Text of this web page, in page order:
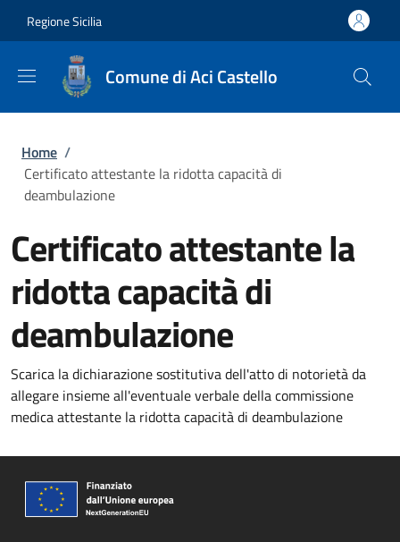
Regione Sicilia
Comune di Aci Castello
Briciole di pane
Home /
Certificato attestante la ridotta capacità di
deambulazione
Certificato attestante la
ridotta capacità di
deambulazione
Scarica la dichiarazione sostitutiva dell'atto di notorietà da
allegare insieme all'eventuale verbale della commissione
medica attestante la ridotta capacità di deambulazione